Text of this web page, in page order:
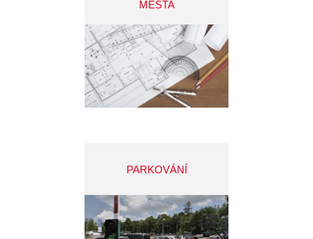
MĚSTA
PARKOVÁNÍ